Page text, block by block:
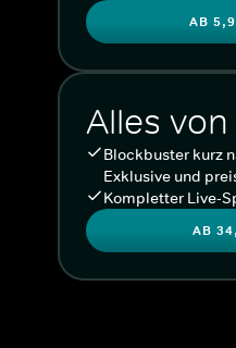
AB
Alles von
Blockbuster kurz
Exklusive und
Kompletter Live-
AB